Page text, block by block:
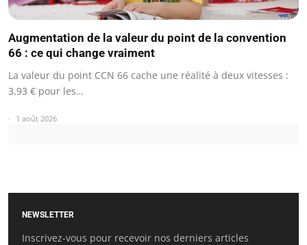
Augmentation de la valeur du point de la convention
66 : ce qui change vraiment
La valeur du point CCN 66 cache une réalité à deux vitesses :
3,93 € pour les…
1 août 2026
NEWSLETTER
Inscrivez-vous pour recevoir nos derniers articles